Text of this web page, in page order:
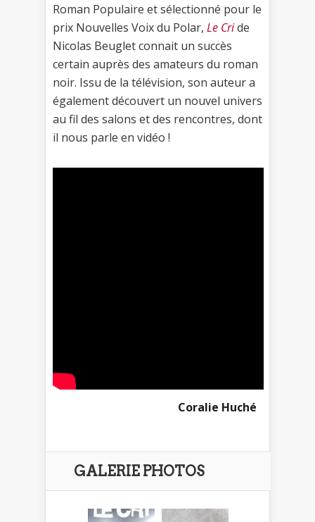
Roman Populaire et sélectionné pour le
prix Nouvelles Voix du Polar, Le Cride
Nicolas Beuglet connait un succès
certain auprès des amateurs du roman
noir. Issu de la télévision, son auteur a
également découvert un nouvel univers
au fil des salons et des rencontres, dont
il nous parle en vidéo !
Coralie Huché
GALERIE PHOTOS